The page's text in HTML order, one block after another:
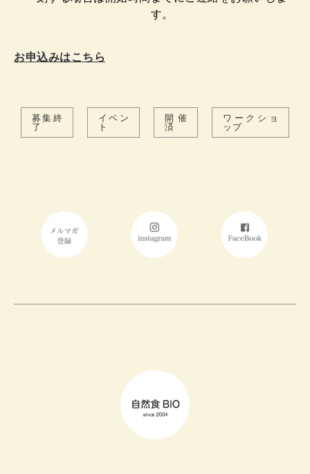
す。
お申込みはこちら
募集終
了
イベン
ト
開催
済
ワークショ
ップ